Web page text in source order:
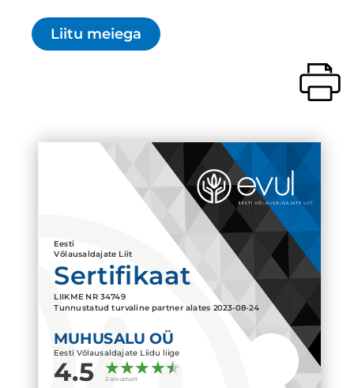
Liitu meiega
Eesti
Võlausaldajate Liit
Sertifikaat
LIIKME NR 34749
Tunnustatud turvaline partner alates 2023-08-24
MUHUSALU OÜ
Eesti Võlausaldajate Liidu liige
4.5 2 arvustust